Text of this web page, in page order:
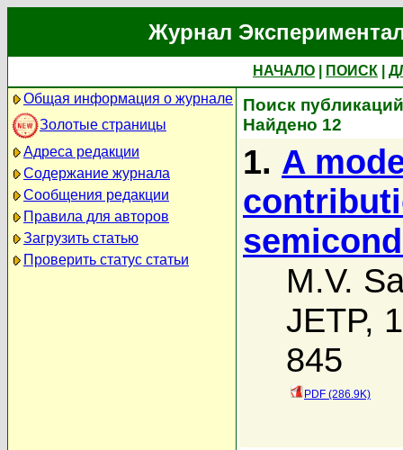
Журнал
НАЧАЛО ПОИСК
Общая информация о журнале
Золотые страницы
Адреса редакции
Содержание журнала
Сообщения редакции
Правила для авторов
Загрузить статью
Проверить статус статьи
Поиск
Найдено 12
1. A
M.V.
JETP,
845
PDF (286.9K)